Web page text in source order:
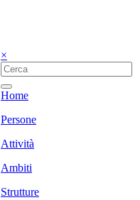
×
Home
Persone
Attività
Ambiti
Strutture